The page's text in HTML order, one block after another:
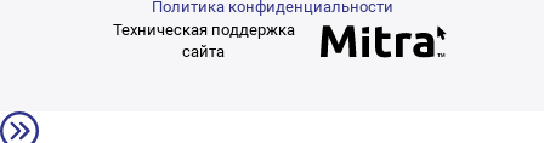
Политика конфиденциальности
Техническая поддержка
сайта